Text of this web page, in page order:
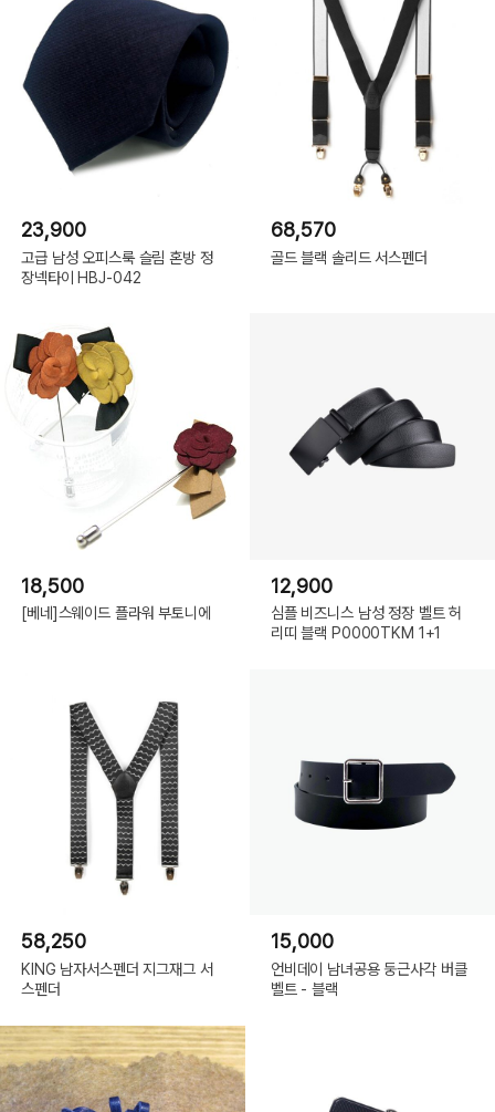
23,900
고급 남성 오피스룩 슬림 혼방 정
장넥타이 HBJ-042
68,570
골드 블랙 솔리드 서스펜더
18,500
[베네]스웨이드 플라워 부토니에
12,900
심플 비즈니스 남성 정장 벨트 허
리띠 블랙 P0000TKM 1+1
58,250
KING 남자서스펜더 지그재그 서
스펜더
15,000
언비데이 남녀공용 둥근사각 버클
벨트 - 블랙